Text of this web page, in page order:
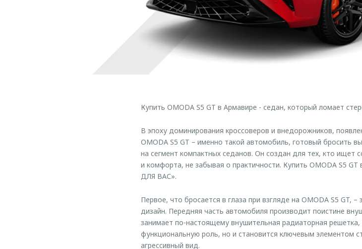
Купить OMODA S5 GT в Армавире - седан, который ломает
В эпоху доминирования кроссоверов и внедорожников,
OMODA S5 GT – именно такой автомобиль, готовый бросить
на сегмент компактных седанов. Он создан для тех, кто ищет
и комфорта, не забывая о практичности. Купить OMODA S5
ДЛЯ ВАС».
Первое, что бросается в глаза при взгляде на OMODA S5 GT,
дизайн. Передняя часть автомобиля производит поистине
занимает по-настоящему внушительная радиаторная
функциональную роль, но и становится ключевым элементом
агрессивный вид.